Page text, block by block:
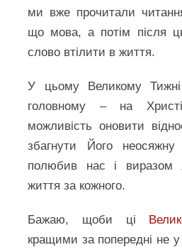
ми вже прочитали
що мова, а потім після
слово втілити в життя.
У цьому Великому
головному – на
можливість оновити
збагнути Його
полюбив нас і виразом
життя за кожного.
Бажаю, щоби ці
кращими за попередні не у